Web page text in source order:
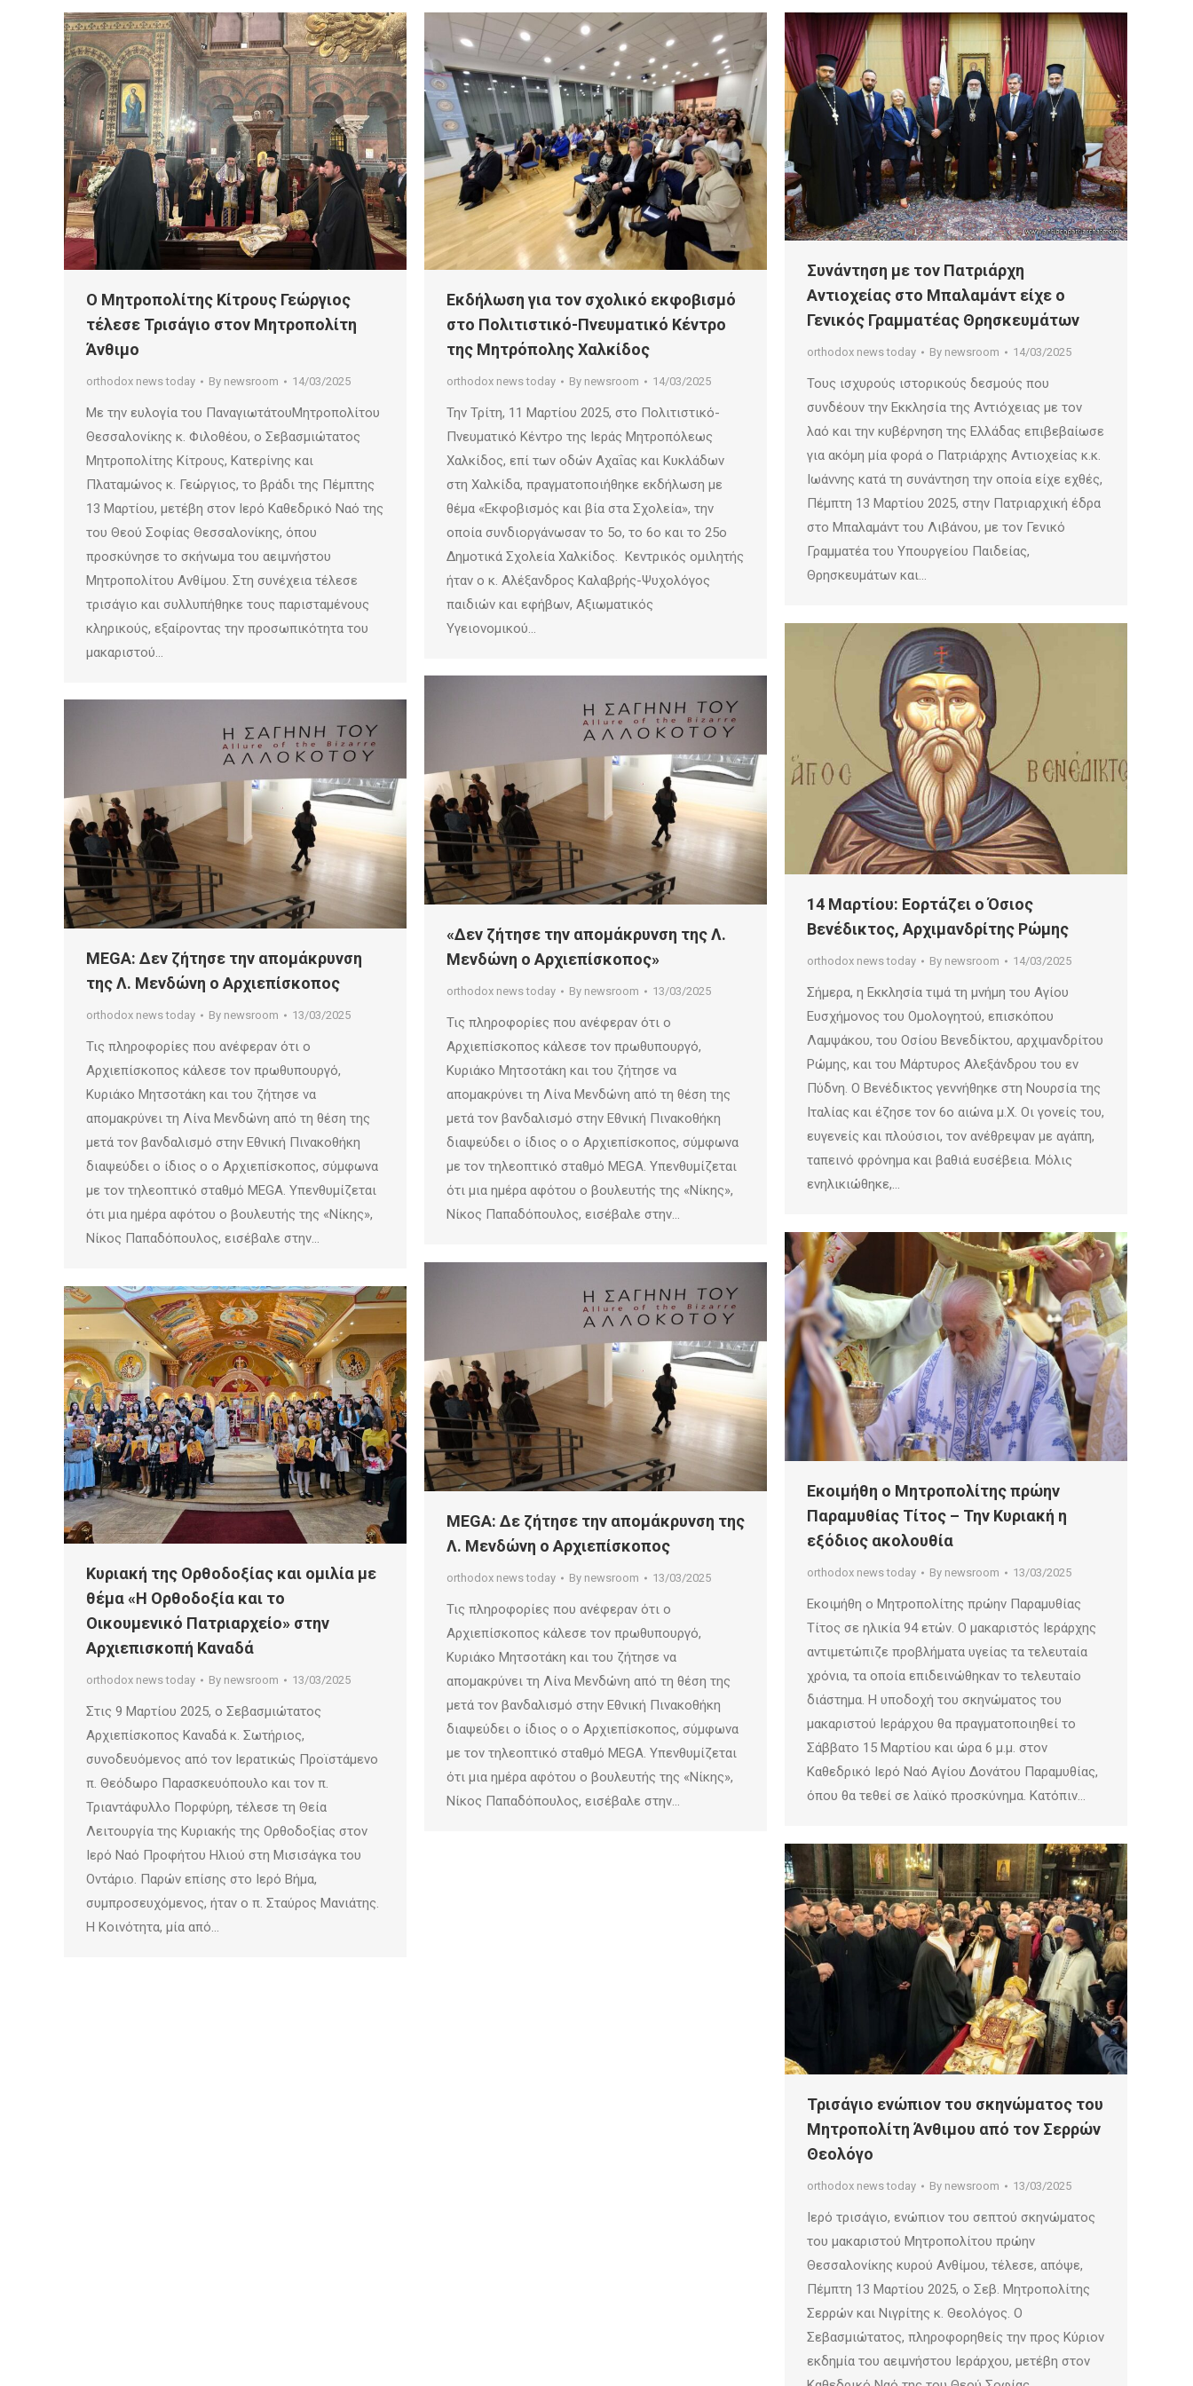
Ο Μητροπολίτης Κίτρους Γεώργιος
τέλεσε Τρισάγιο στον Μητροπολίτη
Άνθιμο
orthodox news today By newsroom 14/03/2025
Με την ευλογία του ΠαναγιωτάτουΜητροπολίτου
Θεσσαλονίκης κ. Φιλοθέου, ο Σεβασμιώτατος
Μητροπολίτης Κίτρους, Κατερίνης και
Πλαταμώνος κ. Γεώργιος, το βράδι της Πέμπτης
13 Μαρτίου, μετέβη στον Ιερό Καθεδρικό Ναό της
του Θεού Σοφίας Θεσσαλονίκης, όπου
προσκύνησε το σκήνωμα του αειμνήστου
Μητροπολίτου Ανθίμου. Στη συνέχεια τέλεσε
τρισάγιο και συλλυπήθηκε τους παρισταμένους
κληρικούς, εξαίροντας την προσωπικότητα του
μακαριστού…
Εκδήλωση για τον σχολικό εκφοβισμό
στο Πολιτιστικό-Πνευματικό Κέντρο
της Μητρόπολης Χαλκίδος
orthodox news today By newsroom 14/03/2025
Την Τρίτη, 11 Μαρτίου 2025, στο Πολιτιστικό-
Πνευματικό Κέντρο της Ιεράς Μητροπόλεως
Χαλκίδος, επί των οδών Αχαΐας και Κυκλάδων
στη Χαλκίδα, πραγματοποιήθηκε εκδήλωση με
θέμα «Εκφοβισμός και βία στα Σχολεία», την
οποία συνδιοργάνωσαν το 5ο, το 6ο και το 25ο
Δημοτικά Σχολεία Χαλκίδος. Κεντρικός ομιλητής
ήταν ο κ. Αλέξανδρος Καλαβρής-Ψυχολόγος
παιδιών και εφήβων, Αξιωματικός
Υγειονομικού…
Συνάντηση με τον Πατριάρχη
Αντιοχείας στο Μπαλαμάντ είχε ο
Γενικός Γραμματέας Θρησκευμάτων
orthodox news today By newsroom 14/03/2025
Τους ισχυρούς ιστορικούς δεσμούς που
συνδέουν την Εκκλησία της Αντιόχειας με τον
λαό και την κυβέρνηση της Ελλάδας επιβεβαίωσε
για ακόμη μία φορά ο Πατριάρχης Αντιοχείας κ.κ.
Ιωάννης κατά τη συνάντηση την οποία είχε εχθές,
Πέμπτη 13 Μαρτίου 2025, στην Πατριαρχική έδρα
στο Μπαλαμάντ του Λιβάνου, με τον Γενικό
Γραμματέα του Υπουργείου Παιδείας,
Θρησκευμάτων και…
14 Μαρτίου: Εορτάζει ο Όσιος
Βενέδικτος, Αρχιμανδρίτης Ρώμης
orthodox news today By newsroom 14/03/2025
Σήμερα, η Εκκλησία τιμά τη μνήμη του Αγίου
Ευσχήμονος του Ομολογητού, επισκόπου
Λαμψάκου, του Οσίου Βενεδίκτου, αρχιμανδρίτου
Ρώμης, και του Μάρτυρος Αλεξάνδρου του εν
Πύδνη. O Βενέδικτος γεννήθηκε στη Νουρσία της
Ιταλίας και έζησε τον 6ο αιώνα μ.Χ. Οι γονείς του,
ευγενείς και πλούσιοι, τον ανέθρεψαν με αγάπη,
ταπεινό φρόνημα και βαθιά ευσέβεια. Μόλις
ενηλικιώθηκε,…
«Δεν ζήτησε την απομάκρυνση της Λ.
Μενδώνη ο Αρχιεπίσκοπος»
orthodox news today By newsroom 13/03/2025
Τις πληροφορίες που ανέφεραν ότι ο
Αρχιεπίσκοπος κάλεσε τον πρωθυπουργό,
Κυριάκο Μητσοτάκη και του ζήτησε να
απομακρύνει τη Λίνα Μενδώνη από τη θέση της
μετά τον βανδαλισμό στην Εθνική Πινακοθήκη
διαψεύδει ο ίδιος ο ο Αρχιεπίσκοπος, σύμφωνα
με τον τηλεοπτικό σταθμό MEGA. Υπενθυμίζεται
ότι μια ημέρα αφότου ο βουλευτής της «Νίκης»,
Νίκος Παπαδόπουλος, εισέβαλε στην…
MEGA: Δεν ζήτησε την απομάκρυνση
της Λ. Μενδώνη ο Αρχιεπίσκοπος
orthodox news today By newsroom 13/03/2025
Τις πληροφορίες που ανέφεραν ότι ο
Αρχιεπίσκοπος κάλεσε τον πρωθυπουργό,
Κυριάκο Μητσοτάκη και του ζήτησε να
απομακρύνει τη Λίνα Μενδώνη από τη θέση της
μετά τον βανδαλισμό στην Εθνική Πινακοθήκη
διαψεύδει ο ίδιος ο ο Αρχιεπίσκοπος, σύμφωνα
με τον τηλεοπτικό σταθμό MEGA. Υπενθυμίζεται
ότι μια ημέρα αφότου ο βουλευτής της «Νίκης»,
Νίκος Παπαδόπουλος, εισέβαλε στην…
Εκοιμήθη ο Μητροπολίτης πρώην
Παραμυθίας Τίτος – Την Κυριακή η
εξόδιος ακολουθία
orthodox news today By newsroom 13/03/2025
Εκοιμήθη ο Μητροπολίτης πρώην Παραμυθίας
Τίτος σε ηλικία 94 ετών. Ο μακαριστός Ιεράρχης
αντιμετώπιζε προβλήματα υγείας τα τελευταία
χρόνια, τα οποία επιδεινώθηκαν το τελευταίο
διάστημα. Η υποδοχή του σκηνώματος του
μακαριστού Ιεράρχου θα πραγματοποιηθεί το
Σάββατο 15 Μαρτίου και ώρα 6 μ.μ. στον
Καθεδρικό Ιερό Ναό Αγίου Δονάτου Παραμυθίας,
όπου θα τεθεί σε λαϊκό προσκύνημα. Κατόπιν…
MEGA: Δε ζήτησε την απομάκρυνση της
Λ. Μενδώνη ο Αρχιεπίσκοπος
orthodox news today By newsroom 13/03/2025
Τις πληροφορίες που ανέφεραν ότι ο
Αρχιεπίσκοπος κάλεσε τον πρωθυπουργό,
Κυριάκο Μητσοτάκη και του ζήτησε να
απομακρύνει τη Λίνα Μενδώνη από τη θέση της
μετά τον βανδαλισμό στην Εθνική Πινακοθήκη
διαψεύδει ο ίδιος ο ο Αρχιεπίσκοπος, σύμφωνα
με τον τηλεοπτικό σταθμό MEGA. Υπενθυμίζεται
ότι μια ημέρα αφότου ο βουλευτής της «Νίκης»,
Νίκος Παπαδόπουλος, εισέβαλε στην…
Κυριακή της Ορθοδοξίας και ομιλία με
θέμα «Η Ορθοδοξία και το
Οικουμενικό Πατριαρχείο» στην
Αρχιεπισκοπή Καναδά
orthodox news today By newsroom 13/03/2025
Στις 9 Μαρτίου 2025, ο Σεβασμιώτατος
Αρχιεπίσκοπος Καναδά κ. Σωτήριος,
συνοδευόμενος από τον Ιερατικώς Προϊστάμενο
π. Θεόδωρο Παρασκευόπουλο και τον π.
Τριαντάφυλλο Πορφύρη, τέλεσε τη Θεία
Λειτουργία της Κυριακής της Ορθοδοξίας στον
Ιερό Ναό Προφήτου Ηλιού στη Μισισάγκα του
Οντάριο. Παρών επίσης στο Ιερό Βήμα,
συμπροσευχόμενος, ήταν ο π. Σταύρος Μανιάτης.
Η Κοινότητα, μία από…
Τρισάγιο ενώπιον του σκηνώματος του
Μητροπολίτη Άνθιμου από τον Σερρών
Θεολόγο
orthodox news today By newsroom 13/03/2025
Ιερό τρισάγιο, ενώπιον του σεπτού σκηνώματος
του μακαριστού Μητροπολίτου πρώην
Θεσσαλονίκης κυρού Ανθίμου, τέλεσε, απόψε,
Πέμπτη 13 Μαρτίου 2025, ο Σεβ. Μητροπολίτης
Σερρών και Νιγρίτης κ. Θεολόγος. Ο
Σεβασμιώτατος, πληροφορηθείς την προς Κύριον
εκδημία του αειμνήστου Ιεράρχου, μετέβη στον